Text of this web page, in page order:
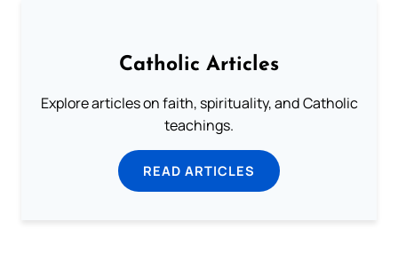
Catholic Articles
Explore articles on faith, spirituality, and Catholic
teachings.
READ ARTICLES